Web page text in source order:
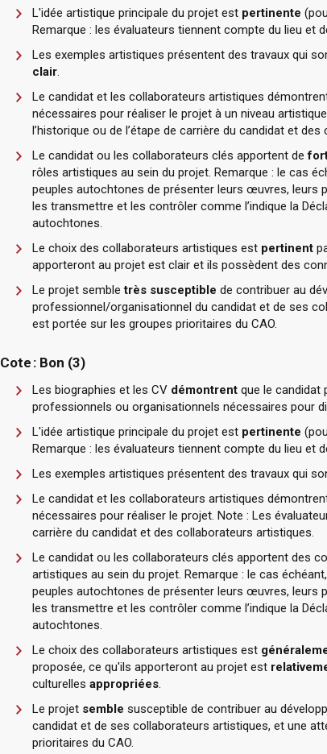
L'idée artistique principale du projet est pertinente
Remarque : les évaluateurs tiennent compte du lieu et
Les exemples artistiques présentent des travaux qui
clair.
Le candidat et les collaborateurs artistiques
nécessaires pour réaliser le projet à un niveau
l’historique ou de l’étape de carrière du candidat et
Le candidat ou les collaborateurs clés apportent de
rôles artistiques au sein du projet. Remarque : le cas
peuples autochtones de présenter leurs œuvres, leurs
les transmettre et les contrôler comme l’indique la
autochtones.
Le choix des collaborateurs artistiques est pertinent
apporteront au projet est clair et ils possèdent des
Le projet sembletrès susceptible de contribuer au
professionnel/organisationnel du candidat et de ses
est portée sur les groupes prioritaires du CAO.
Cote : Bon (3)
Les biographies et les CV démontrentque le candidat
professionnels ou organisationnels nécessaires pour
L'idée artistique principale du projet est pertinente
Remarque : les évaluateurs tiennent compte du lieu et
Les exemples artistiques présentent des travaux qui
Le candidat et les collaborateurs artistiques
nécessaires pour réaliser le projet. Note : Les
carrière du candidat et des collaborateurs artistiques.
Le candidat ou les collaborateurs clés apportent des
artistiques au sein du projet. Remarque : le cas
peuples autochtones de présenter leurs œuvres, leurs
les transmettre et les contrôler comme l’indique la
autochtones.
Le choix des collaborateurs artistiques est
proposée, ce qu'ils apporteront au projet est
culturelles appropriées.
Le projet semble susceptible de contribuer au
candidat et de ses collaborateurs artistiques, et une
prioritaires du CAO.